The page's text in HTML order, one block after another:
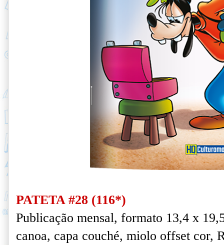
PATETA #28 (116*)
Publicação mensal, formato 13,4 x
canoa, capa couché, miolo offset cor,